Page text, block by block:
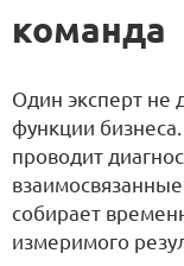
команда
Один эксперт не
функции
проводит
собирает
измеримого